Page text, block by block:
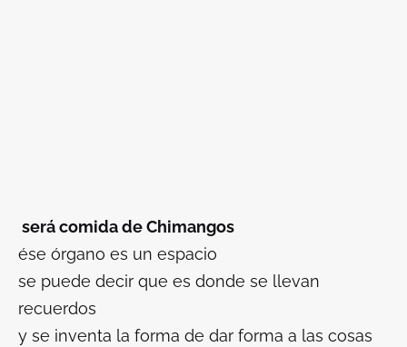
será comida de Chimangos
ése órgano es un espacio
se puede decir que es donde se llevan
recuerdos
y se inventa la forma de dar forma a las cosas